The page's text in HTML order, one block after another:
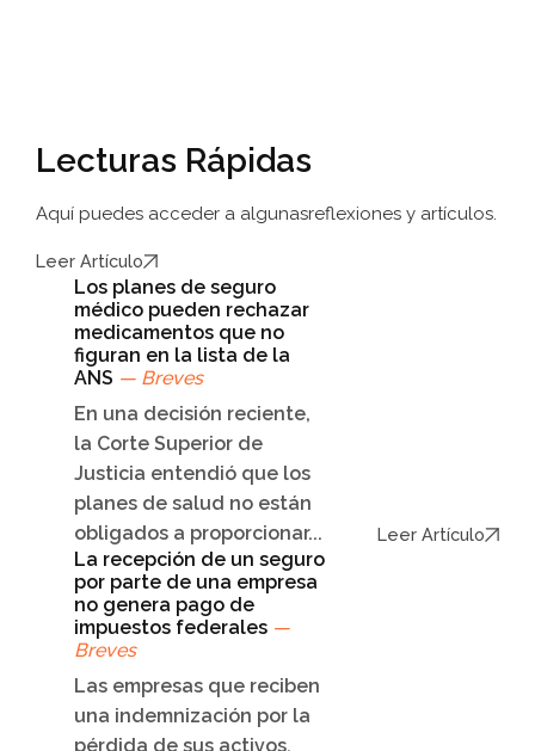
Lecturas Rápidas
Aquí puedes acceder a algunasreflexiones y artículos.
Leer Artículo
Los planes de seguro
médico pueden rechazar
medicamentos que no
figuran en la lista de la
ANS — Breves
En una decisión reciente,
la Corte Superior de
Justicia entendió que los
planes de salud no están
obligados a proporcionar...
Leer Artículo
La recepción de un seguro
por parte de una empresa
no genera pago de
impuestos federales —
Breves
Las empresas que reciben
una indemnización por la
pérdida de sus activos,